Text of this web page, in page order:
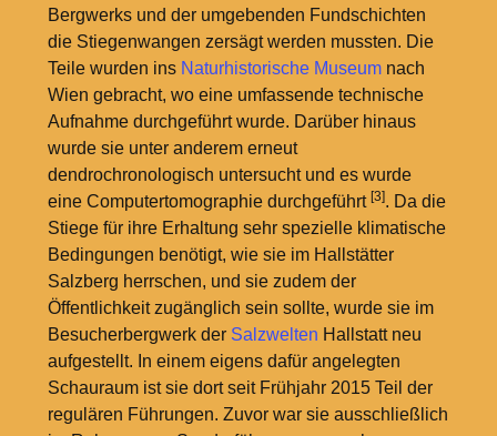
Bergwerks und der umgebenden Fundschichten
die Stiegenwangen zersägt werden mussten. Die
Teile wurden ins Naturhistorische Museumnach
Wien gebracht, wo eine umfassende technische
Aufnahme durchgeführt wurde. Darüber hinaus
wurde sie unter anderem erneut
dendrochronologisch untersucht und es wurde
eine Computertomographie durchgeführt [3]. Da die
Stiege für ihre Erhaltung sehr spezielle klimatische
Bedingungen benötigt, wie sie im Hallstätter
Salzberg herrschen, und sie zudem der
Öffentlichkeit zugänglich sein sollte, wurde sie im
Besucherbergwerk der Salzwelten Hallstatt neu
aufgestellt. In einem eigens dafür angelegten
Schauraum ist sie dort seit Frühjahr 2015 Teil der
regulären Führungen. Zuvor war sie ausschließlich